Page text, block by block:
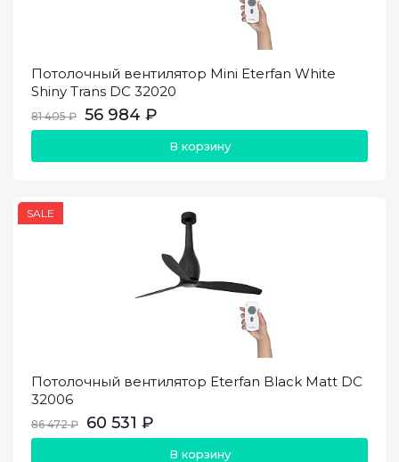
Потолочный вентилятор Mini Eterfan White
Shiny Trans DC 32020
81 405 ₽ 56 984 ₽
В корзину
SALE
Потолочный вентилятор Eterfan Black Matt DC
32006
86 472 ₽ 60 531 ₽
В корзину